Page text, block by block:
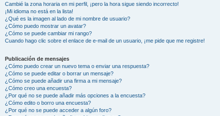
Cambié la zona horaria en mi perfil, ¡pero la hora sigue siendo incorrecto!
¡Mi idioma no está en la lista!
¿Qué es la imagen al lado de mi nombre de usuario?
¿Cómo puedo mostrar un avatar?
¿Cómo se puede cambiar mi rango?
Cuando hago clic sobre el enlace de e-mail de un usuario, ¡me pide que me registre!
Publicación de mensajes
¿Cómo puedo crear un nuevo tema o enviar una respuesta?
¿Cómo se puede editar o borrar un mensaje?
¿Cómo se puede añadir una firma a mi mensaje?
¿Cómo creo una encuesta?
¿Por qué no se puede añadir más opciones a la encuesta?
¿Cómo edito o borro una encuesta?
¿Por qué no se puede acceder a algún foro?